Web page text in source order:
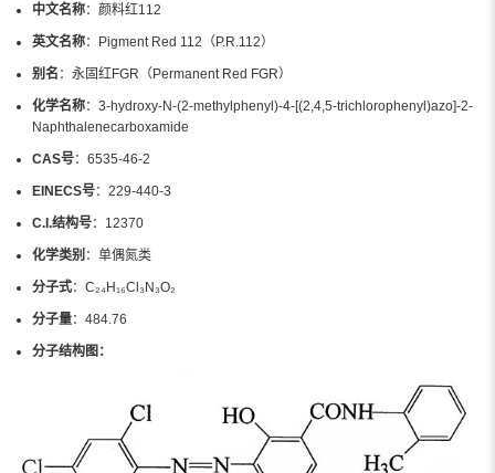
中文名称：颜料红112
英文名称：Pigment Red 112（P.R.112）
别名 ：永固红FGR（Permanent Red FGR）
化学名称：3-hydroxy-N-(2-methylphenyl)-4-[(2,4,5-trichlorophenyl)azo]-2-
Naphthalenecarboxamide
CAS号：6535-46-2
EINECS号：229-440-3
C.I.结构号：12370
化学类别 ：单偶氮类
分子式：C₂₄H₁₆Cl₃N₃O₂
分子量：484.76
分子结构图：